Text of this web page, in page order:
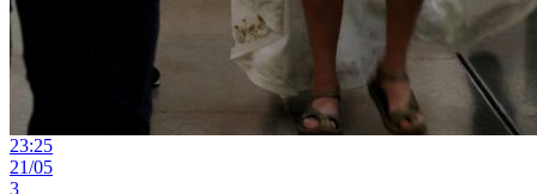
23:25
21/05
3